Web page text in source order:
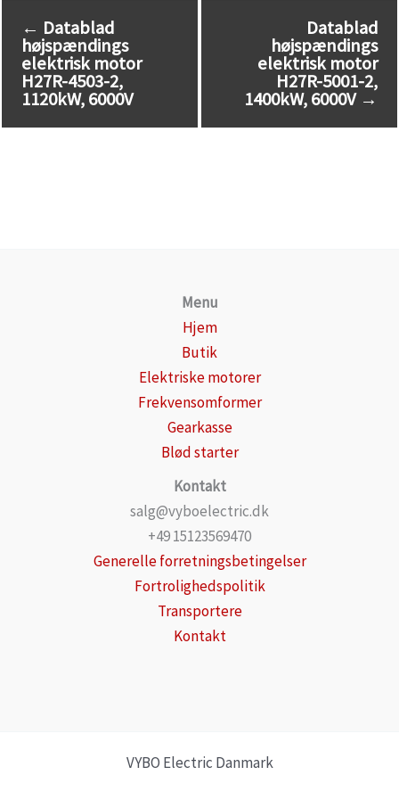
← Datablad
højspændings
elektrisk motor
H27R-4503-2,
1120kW, 6000V
Datablad
højspændings
elektrisk motor
H27R-5001-2,
1400kW, 6000V →
Menu
Hjem
Butik
Elektriske motorer
Frekvensomformer
Gearkasse
Blød starter
Kontakt
salg@vyboelectric.dk
+49 15123569470
Generelle forretningsbetingelser
Fortrolighedspolitik
Transportere
Kontakt
VYBO Electric Danmark